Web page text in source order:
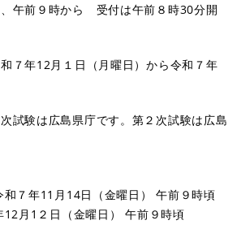
午前９時から 受付は午前８時30分開
７年12月１日（月曜日）から令和７年
試験は広島県庁です。第２次試験は広島
７年11月14日（金曜日） 午前９時頃
月1２日（金曜日） 午前９時頃